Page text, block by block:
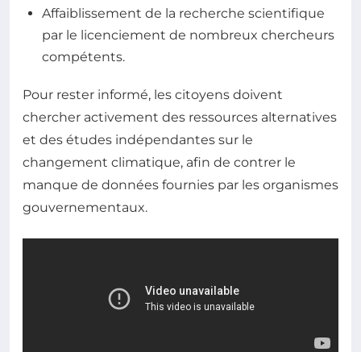
Affaiblissement de la recherche scientifique
par le licenciement de nombreux chercheurs
compétents.
Pour rester informé, les citoyens doivent
chercher activement des ressources alternatives
et des études indépendantes sur le
changement climatique, afin de contrer le
manque de données fournies par les organismes
gouvernementaux.